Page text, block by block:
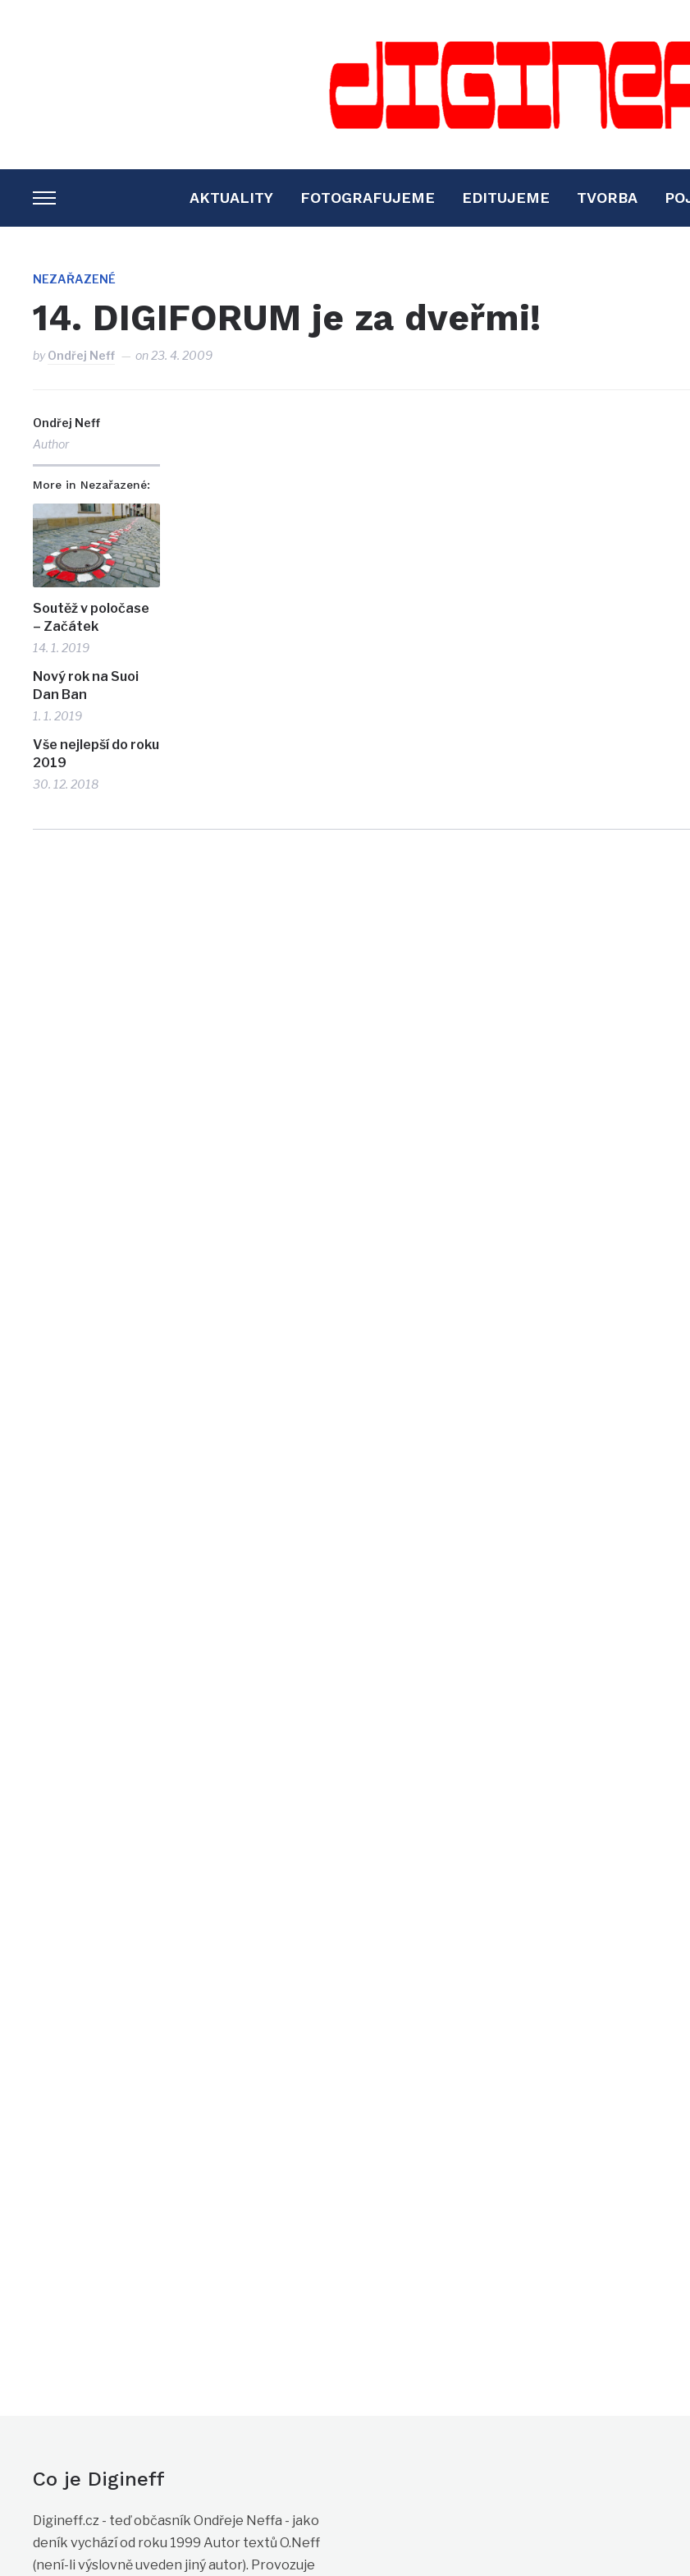
TOGGLE
SIDEBAR
NAVIGATION
AKTUALITY FOTOGRAFUJEME EDITUJEME TVORBA
NEZAŘAZENÉ
14. DIGIFORUM je za dveřmi!
byOndřej Neff on23. 4. 2009
Ondřej Neff
Author
More in Nezařazené:
Soutěž v poločase
– Začátek
14. 1. 2019
Nový rok na Suoi
Dan Ban
1. 1. 2019
Vše nejlepší do roku
2019
30. 12. 2018
Co je Digineff
Digineff.cz - teď občasník Ondřeje Neffa - jako
deník vychází od roku 1999 Autor textů O.Neff
(není-li výslovně uveden jiný autor). Provozuje